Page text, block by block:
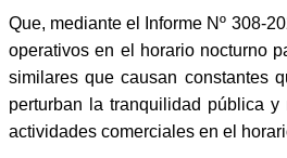
Que, mediante el Informe Nº 308-
operativos en el horario nocturno
similares que causan constantes
perturban la tranquilidad pública
actividades comerciales en el